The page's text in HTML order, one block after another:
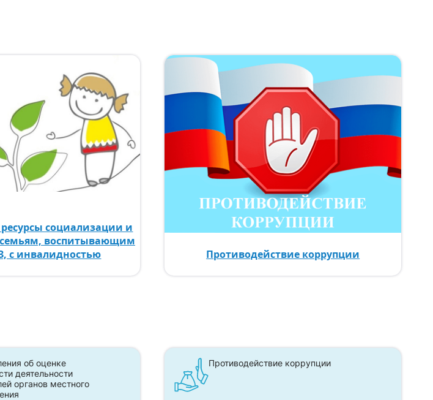
социализации и
воспитывающим
с инвалидностью
Противодействие коррупции
об оценке
деятельности
органов местного
Противодействие коррупции